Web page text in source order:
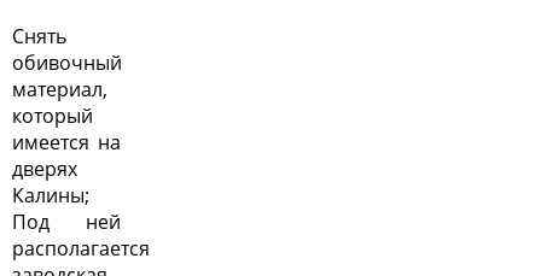
Снять
обивочный
материал,
который
имеется на
дверях
Калины;
Под ней
располагается